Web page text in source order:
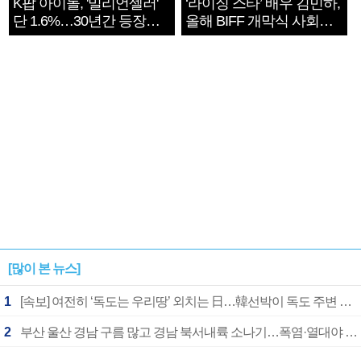
K팝 아이돌, '밀리언셀러'
단 1.6%…30년간 등장
1182개팀 전수조사
‘라이징 스타’ 배우 김민하,
올해 BIFF 개막식 사회자
확정
[많이 본 뉴스]
1 [속보] 여전히 ‘독도는 우리땅’ 외치는 日…韓선박이 독도 주변 해양조사 활동하자 반발
2 부산 울산 경남 구름 많고 경남 북서내륙 소나기…폭염·열대야 계속